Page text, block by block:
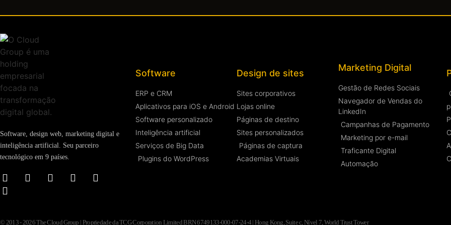
Software, design web, marketing digital e
inteligência artificial. Seu parceiro
tecnológico em 9 países.
Software
ERP e CRM
Aplicativos para iOS e Android
Software personalizado
Inteligência artificial
Serviços de Big Data
Plugins do WordPress
Design de sites
Sites corporativos
Lojas online
Páginas de destino
Sites personalizados
Páginas de captura
Academias Virtuais
Marketing Digital
Gestão de Redes Sociais
Navegador de Vendas do
LinkedIn
Campanhas de Pagamento
Marketing por e-mail
Traficante Digital
Automação
© 2013 - 2026 The Cloud Group | Propriedade da TCG Corporation Limited BRN 6749133-000-07-24-4 | Hong Kong, Suite c, Nível 7, World Trust Tower